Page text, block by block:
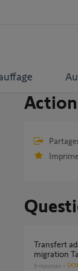
Transfert adresse mail de compte suite
migration
9 réponses